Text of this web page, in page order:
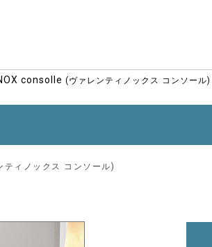
consolle (ヴァレンティノックス コンソール)
ティノックス コンソール)